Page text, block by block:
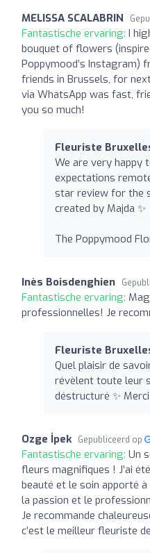
MELISSA SCALABRIN
Fantastische ervaring: I
bouquet of flowers
Poppymood’s Instagram)
friends in Brussels, for
via WhatsApp was fast,
you so much!
Fleuriste
We are very happy
expectations
star review for the
created by Majda ✨
The Poppymood
Inès Boisdenghien
Fantastische ervaring:
professionnelles! Je
Fleuriste
Quel plaisir de
révèlent toute leur
déstructuré ✨
Ozge İpek Gepubliceerd op
Fantastische ervaring: Un
fleurs magnifiques ! J’ai
beauté et le soin apporté
la passion et le
Je recommande
c’est le meilleur fleuriste